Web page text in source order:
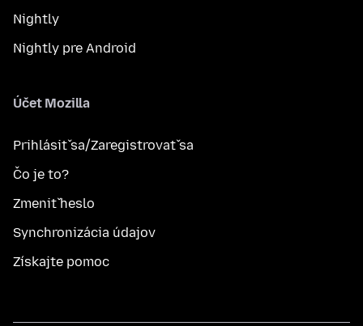
Nightly
Nightly pre Android
Účet Mozilla
Prihlásiť sa/Zaregistrovať sa
Čo je to?
Zmeniť heslo
Synchronizácia údajov
Získajte pomoc